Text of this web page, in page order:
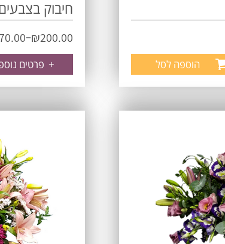
הוספה לסל
חיבוק
₪200.00
–
+ פרטים